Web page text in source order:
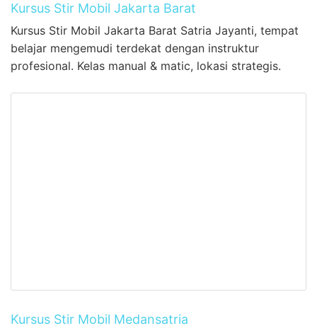
Kursus Stir Mobil Jakarta Barat
Kursus Stir Mobil Jakarta Barat Satria Jayanti, tempat
belajar mengemudi terdekat dengan instruktur
profesional. Kelas manual & matic, lokasi strategis.
Kursus Stir Mobil Medansatria